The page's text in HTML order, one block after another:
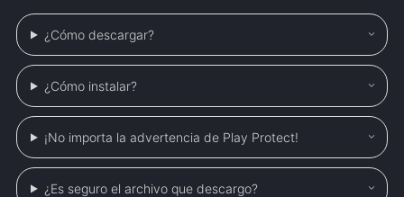
¿Cómo descargar?
¿Cómo instalar?
¡No importa la advertencia de Play Protect!
¿Es seguro el archivo que descargo?